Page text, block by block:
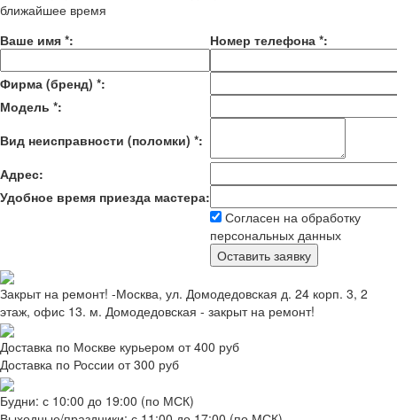
ближайшее время
Ваше имя *: Номер телефона *:
Фирма (бренд) *:
Модель *:
Вид неисправности (поломки) *:
Адрес:
Удобное время приезда мастера:
Согласен на обработку
персональных данных
Закрыт на ремонт! -Москва, ул. Домодедовская д. 24 корп. 3, 2
этаж, офис 13. м. Домодедовская - закрыт на ремонт!
Доставка по Москве курьером от 400 руб
Доставка по России от 300 руб
Будни: с 10:00 до 19:00 (по МСК)